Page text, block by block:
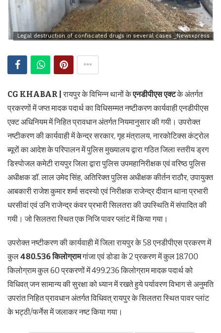
Legal destruction of confiscated drugs in several cases _Newsxpress
CG KHABAR |रायपुर के विभिन्न थानों केएनडीपीएस एक्टके अंतर्गत
प्रकरणों में जप्त मादक पदार्थ का विधिसम्मत नष्टीकरण कार्यवाही एनडीपीएस
एक्ट अधिनियम में निहित प्रावधान अंतर्गत नियमानुसार की गयी। उपरोक्त
नष्टीकरण की कार्यवाही में केन्द्र सरकार, गृह मंत्रालय, नारकोटिक्स कंट्रोल
ब्यूरों का आदेश के परिपालन में पुलिस मुख्यालय द्वारा गठित जिला स्तरीय ड्रग
डिस्पोजल कमेटी रायपुर जिला द्वारा पुलिस उपमहानिरीक्षक एवं वरिष्ठ पुलिस
अधीक्षक डॉ. लाल उमेद सिंह, अतिरिक्त पुलिस अधीक्षक कीर्तन राठौर, उपायुक्त
आबकारी राजेश कुमार शर्मा सदस्यो एवं निरीक्षक राजेन्द्र दीवान थाना प्रभारी
धरसीवां एवं उनि राजेन्द्र कंवर प्रभारी सिलतरा की उपस्थिति में संपादित की
गयी। जो सिलतरा स्थित एक निजि पावर प्लांट में किया गया।
उपरोक्त नष्टीकरण की कार्यवाही में जिला रायपुर के 58 एनडीपीएस प्रकरण में
कुल480.536 किलोग्रामगांजा एवं डोडा के 2 प्रकरण में कुल 18.700
किलोग्राम कुल 60 प्रकरणों में 499.236 किलोग्राम मादक पदार्थ को
विधिवत् जन सामान्य की सुरक्षा को ध्यान में रखते हुये पर्यावरण विभाग से अनुमति
उपरांत निहित प्रावधान अंतर्गत विधिवत् रायपुर के सिलतरा स्थित पावर प्लांट
के भट्ठी/फर्नेस में जलाकर नष्ट किया गया।